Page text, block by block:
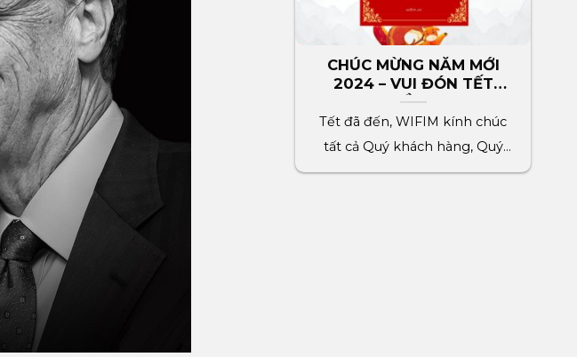
CHÚC MỪNG NĂM MỚI
2024 – VUI ĐÓN TẾT
RỒNG
Tết đã đến, WIFIM kính chúc
tất cả Quý khách hàng, Quý
đối tác, toàn[...]